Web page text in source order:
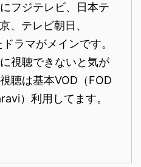
フジテレビ、日本テ
、テレビ朝日、
ラマがメインです。
視聴できないと気が
聴は基本VOD（FOD
）利用してます。